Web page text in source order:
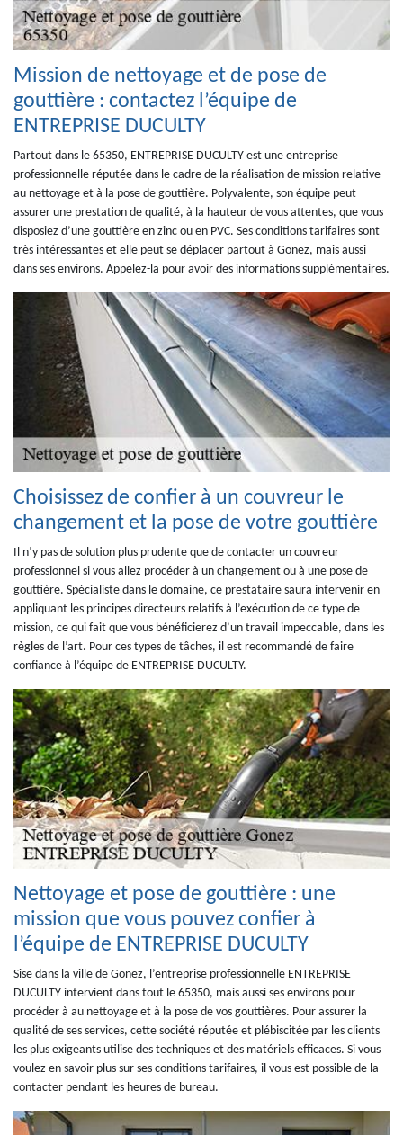
Mission de nettoyage et de pose de
gouttière : contactez l’équipe de
ENTREPRISE DUCULTY
Partout dans le 65350, ENTREPRISE DUCULTY est une entreprise
professionnelle réputée dans le cadre de la réalisation de mission relative
au nettoyage et à la pose de gouttière. Polyvalente, son équipe peut
assurer une prestation de qualité, à la hauteur de vous attentes, que vous
disposiez d’une gouttière en zinc ou en PVC. Ses conditions tarifaires sont
très intéressantes et elle peut se déplacer partout à Gonez, mais aussi
dans ses environs. Appelez-la pour avoir des informations supplémentaires.
Choisissez de confier à un couvreur le
changement et la pose de votre gouttière
Il n’y pas de solution plus prudente que de contacter un couvreur
professionnel si vous allez procéder à un changement ou à une pose de
gouttière. Spécialiste dans le domaine, ce prestataire saura intervenir en
appliquant les principes directeurs relatifs à l’exécution de ce type de
mission, ce qui fait que vous bénéficierez d’un travail impeccable, dans les
règles de l’art. Pour ces types de tâches, il est recommandé de faire
confiance à l’équipe de ENTREPRISE DUCULTY.
Nettoyage et pose de gouttière : une
mission que vous pouvez confier à
l’équipe de ENTREPRISE DUCULTY
Sise dans la ville de Gonez, l’entreprise professionnelle ENTREPRISE
DUCULTY intervient dans tout le 65350, mais aussi ses environs pour
procéder à au nettoyage et à la pose de vos gouttières. Pour assurer la
qualité de ses services, cette société réputée et plébiscitée par les clients
les plus exigeants utilise des techniques et des matériels efficaces. Si vous
voulez en savoir plus sur ses conditions tarifaires, il vous est possible de la
contacter pendant les heures de bureau.